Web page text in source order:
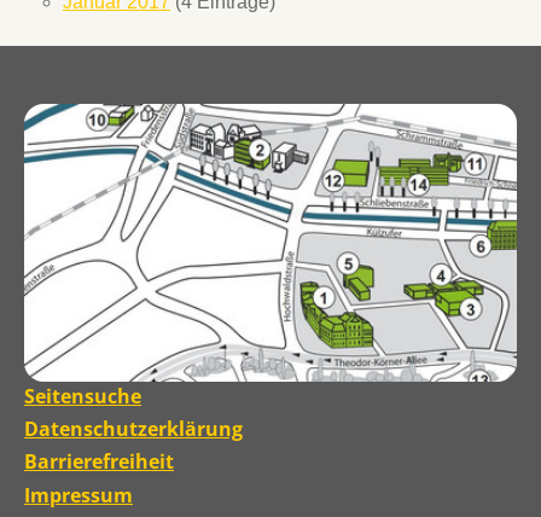
Seitensuche
Datenschutzerklärung
Barrierefreiheit
Impressum